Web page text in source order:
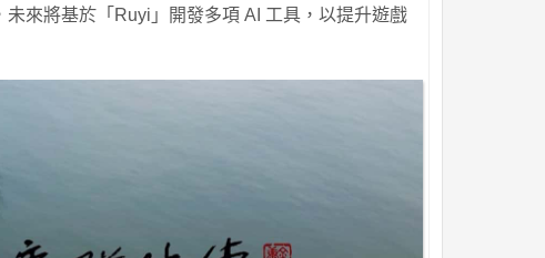
來將基於「Ruyi」開發多項 AI 工具，以提升遊戲